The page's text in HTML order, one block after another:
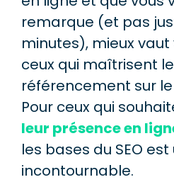
remarque (et pas
minutes), mieux
ceux qui maîtrisent
référencement sur
Pour ceux qui
leur présence en
les bases du SEO
incontournable.